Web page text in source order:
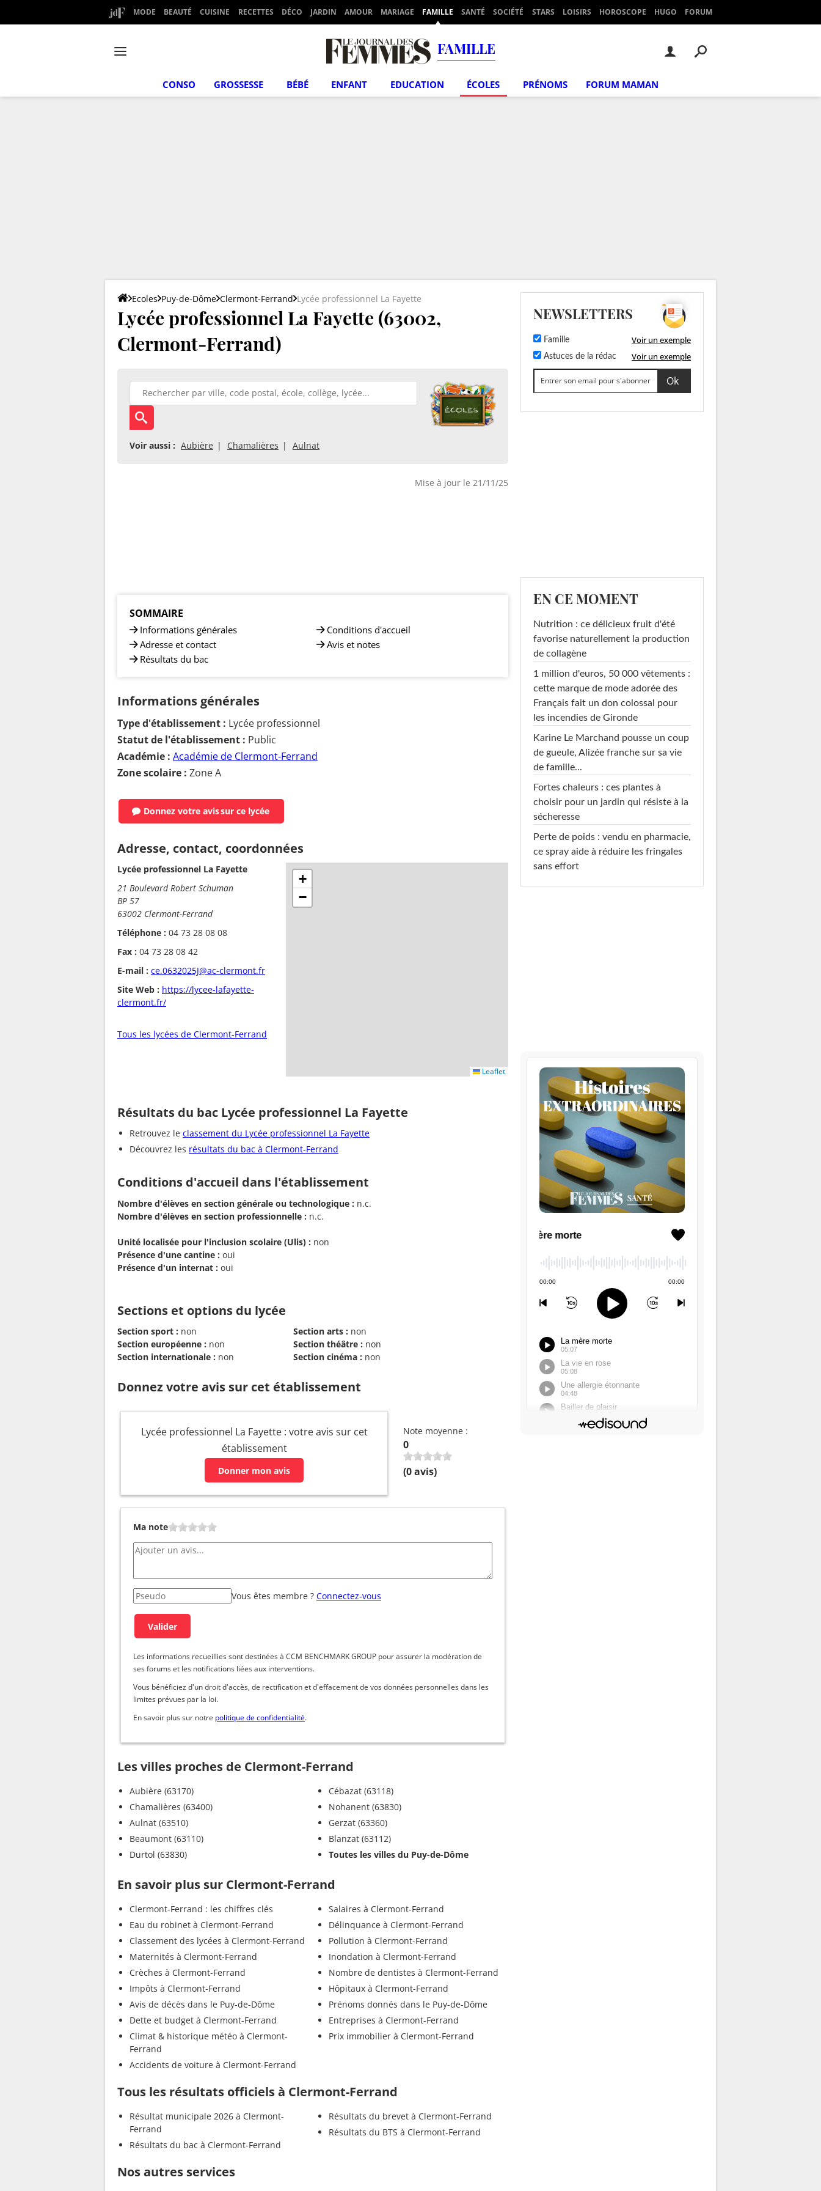
MODE BEAUTÉ CUISINE RECETTES DÉCO JARDIN AMOUR MARIAGE FAMILLE SANTÉ SOCIÉTÉ STARS LOISIRS HOROSCOPE HUGO FORUM
FAMILLE
CONSO GROSSESSE BÉBÉ ENFANT EDUCATION ÉCOLES PRÉNOMS FORUM MAMAN
Ecoles Puy-de-Dôme Clermont-Ferrand Lycée professionnel La Fayette
Lycée professionnel La Fayette (63002,
Clermont-Ferrand)
Voir aussi : Aubière Chamalières Aulnat
Mise à jour le 21/11/25
SOMMAIRE
Informations générales
Adresse et contact
Résultats du bac
Conditions d'accueil
Avis et notes
Informations générales
Type d'établissement : Lycée professionnel
Statut de l'établissement : Public
Académie : Académie de Clermont-Ferrand
Zone scolaire : Zone A
Donnez votre avissur ce lycée
Adresse, contact, coordonnées
Lycée professionnel La Fayette
21 Boulevard Robert Schuman
BP 57
63002 Clermont-Ferrand
Téléphone : 04 73 28 08 08
Fax : 04 73 28 08 42
E-mail : ce.0632025J@ac-clermont.fr
Site Web : https://lycee-lafayette-
clermont.fr/
Tous les lycées de Clermont-Ferrand
+
−
Leaflet
Résultats du bac Lycée professionnel La Fayette
Retrouvez le classement du Lycée professionnel La Fayette
Découvrez les résultats du bac à Clermont-Ferrand
Conditions d'accueil dans l'établissement
Nombre d'élèves en section générale ou technologique : n.c.
Nombre d'élèves en section professionnelle : n.c.
Unité localisée pour l'inclusion scolaire (Ulis) : non
Présence d'une cantine : oui
Présence d'un internat : oui
Sections et options du lycée
Section sport : non
Section européenne : non
Section internationale : non
Section arts : non
Section théâtre : non
Section cinéma : non
Donnez votre avis sur cet établissement
Lycée professionnel La Fayette : votre avis sur cet
établissement
Donner mon avis
Note moyenne :
0
(0avis)
Ma note
Vous êtes membre ? Connectez-vous
Les informations recueillies sont destinées à CCM BENCHMARK GROUP pour assurer la modération de
ses forums et les notifications liées aux interventions.
Vous bénéficiez d'un droit d'accès, de rectification et d'effacement de vos données personnelles dans les
limites prévues par la loi.
En savoir plus sur notre politique de confidentialité.
Les villes proches de Clermont-Ferrand
Aubière (63170)
Chamalières (63400)
Aulnat (63510)
Beaumont (63110)
Durtol (63830)
Cébazat (63118)
Nohanent (63830)
Gerzat (63360)
Blanzat (63112)
Toutes les villes du Puy-de-Dôme
En savoir plus sur Clermont-Ferrand
Clermont-Ferrand : les chiffres clés
Eau du robinet à Clermont-Ferrand
Classement des lycées à Clermont-Ferrand
Maternités à Clermont-Ferrand
Crèches à Clermont-Ferrand
Impôts à Clermont-Ferrand
Avis de décès dans le Puy-de-Dôme
Dette et budget à Clermont-Ferrand
Climat & historique météo à Clermont-
Ferrand
Accidents de voiture à Clermont-Ferrand
Salaires à Clermont-Ferrand
Délinquance à Clermont-Ferrand
Pollution à Clermont-Ferrand
Inondation à Clermont-Ferrand
Nombre de dentistes à Clermont-Ferrand
Hôpitaux à Clermont-Ferrand
Prénoms donnés dans le Puy-de-Dôme
Entreprises à Clermont-Ferrand
Prix immobilier à Clermont-Ferrand
Tous les résultats officiels à Clermont-Ferrand
Résultat municipale 2026 à Clermont-
Ferrand
Résultats du bac à Clermont-Ferrand
Résultats du brevet à Clermont-Ferrand
Résultats du BTS à Clermont-Ferrand
Nos autres services
NEWSLETTERS
Famille Voir un exemple
Astuces de la rédac Voir un exemple
EN CE MOMENT
Nutrition : ce délicieux fruit d'été
favorise naturellement la production
de collagène
1 million d'euros, 50 000 vêtements :
cette marque de mode adorée des
Français fait un don colossal pour
les incendies de Gironde
Karine Le Marchand pousse un coup
de gueule, Alizée franche sur sa vie
de famille...
Fortes chaleurs : ces plantes à
choisir pour un jardin qui résiste à la
sécheresse
Perte de poids : vendu en pharmacie,
ce spray aide à réduire les fringales
sans effort